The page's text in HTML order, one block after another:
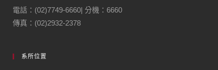
電話：(02)7749-6660| 分機：6660
傳真：(02)2932-2378
系所位置